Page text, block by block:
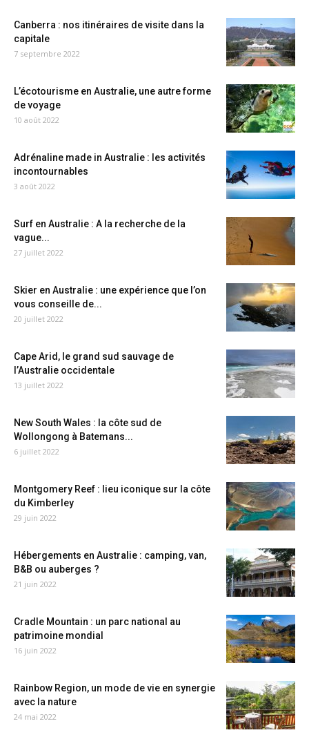
Canberra : nos itinéraires de visite dans la
capitale
7 septembre 2022
L’écotourisme en Australie, une autre forme
de voyage
10 août 2022
Adrénaline made in Australie : les activités
incontournables
3 août 2022
Surf en Australie : A la recherche de la
vague...
27 juillet 2022
Skier en Australie : une expérience que l’on
vous conseille de...
20 juillet 2022
Cape Arid, le grand sud sauvage de
l’Australie occidentale
13 juillet 2022
New South Wales : la côte sud de
Wollongong à Batemans...
6 juillet 2022
Montgomery Reef : lieu iconique sur la côte
du Kimberley
29 juin 2022
Hébergements en Australie : camping, van,
B&B ou auberges ?
21 juin 2022
Cradle Mountain : un parc national au
patrimoine mondial
16 juin 2022
Rainbow Region, un mode de vie en synergie
avec la nature
24 mai 2022